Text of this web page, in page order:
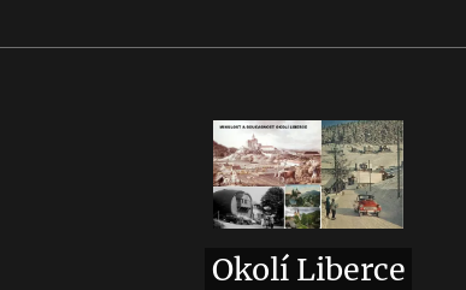
Okolí Liberce